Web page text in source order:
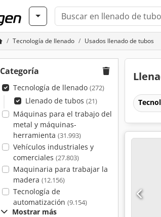
Tecnología de llenado Usados llenado de tubos
Categoría
Tecnología de llenado (272)
Llenado de tubos (21)
Máquinas para el trabajo del
metal y máquinas-
herramienta (31.993)
Vehículos industriales y
comerciales (27.803)
Maquinaria para trabajar la
madera (12.156)
Tecnología de
automatización (9.154)
Mostrar más